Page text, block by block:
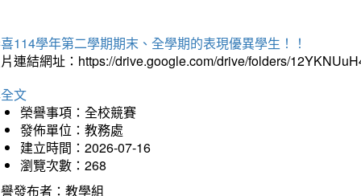
114學年第二學期期末、全學期的表現優異學生！！
連結網址：https://drive.google.com/drive/folders/
文
榮譽事項：全校競賽
發佈單位：教務處
建立時間：2026-07-16
瀏覽次數：268
發布者：教學組